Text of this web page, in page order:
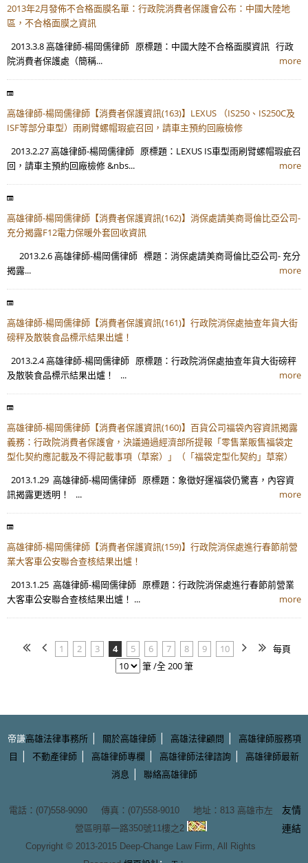
2013年2月發佈不合格面膜名單：行政院消費者保護會公布：中國大陸地
區，不合格面膜之資訊
2013.3.8 高雄律師-楊岡儒律師 原標題：中國大陸不合格面膜資訊 行政
院消費者保護處（簡稱...
more
高雄律師-楊岡儒律師【消費者保護資訊(163)】LEXUS （IS250、IS250C及
ISF等部分車型）雨刷臂螺帽瑕疵召回，請車主預約回廠檢修
2013.2.27 高雄律師-楊岡儒律師 原標題：LEXUS IS車型雨刷臂螺帽瑕疵召
回，請車主預約回廠檢修 &nbs...
more
高雄律師-楊岡儒律師【消費者保護資訊(162)】消保處請美商哥倫比亞公司-
充分揭露F12電力保暖外套回收資訊
2013.2.6 高雄律師-楊岡儒律師 標題：消保處請美商哥倫比亞公司- 充分
揭露...
more
高雄律師-楊岡儒律師【消費者保護資訊(161)】行政院消保處抽查年貨大街
磅秤及散裝食品標示結果出爐！
2013.2.4 高雄律師-楊岡儒律師 原標題：行政院消保處抽查年貨大街磅秤
及散裝食品標示結果出爐！ ...
more
高雄律師-楊岡儒律師【消費者保護資訊(160)】百貨公司福袋內容資訊揭露
義務：行政院消費者保護會，決議通過經濟部所提報「零售業販售福袋定
型化契約應記載及不得記載事項（草案）」（「福袋定型化契約」草案）
2013.1.29 高雄律師-楊岡儒律師 原標題：象徵好運福袋仍驚喜，內容資
訊揭露更透明！ ...
more
高雄律師-楊岡儒律師【消費者保護資訊(159)】行政院消保處進行春節前營
業大客車公安聯合查核結果出爐！
2013.1.25 高雄律師-楊岡儒律師 原標題：行政院消保處進行春節前營業
大客車公安聯合查核結果出爐！ ...
more
1 2 3 4 5 6 7 8 9 10
每頁
筆 /全 200 筆
帝謙高雄法律事務所| 關於高雄律師| 高雄法律顧問 |
高雄律師服務項
目
| 不動產律師 | 高雄律師專欄 | 高雄律師法律諮詢 |
高雄律師最新
消息 | 聯絡高雄律師
電話：(07)558-9090 傳真：(07)558-9010 地址： 813 高雄市左
營區明華一路350號11樓之2
Copyright © 2013-2015 Deep-Change Law Firm, All Rights
友情
連結